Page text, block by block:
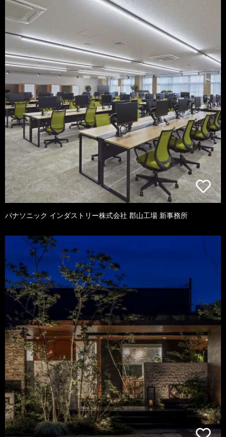
パナソニック インダストリー株式会社 郡山工場 新事務所